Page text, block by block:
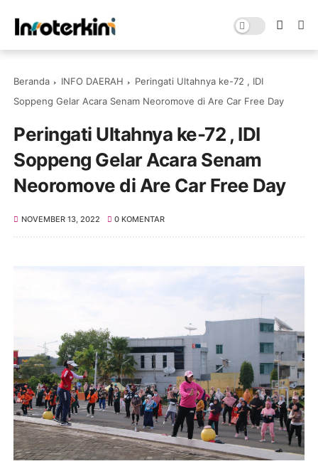
Beranda INFO DAERAH
Peringati Ultahnya ke-72 , IDI
Soppeng Gelar Acara Senam Neoromove di Are Car Free Day
Peringati Ultahnya ke-72 , IDI
Soppeng Gelar Acara Senam
Neoromove di Are Car Free Day
NOVEMBER 13, 2022 0 KOMENTAR